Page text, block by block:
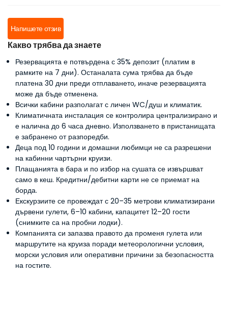
салати и домашно приготвени десерти. Храненето на
палубата с морски гледки направи всяко ястие незабравимо
преживяване. Тази 8-дневна ветроходна авантюра беше
перфектната комбинация от релаксация, изследване и
качествено времe с семейството. Върнахме се у дома с
невероятни спомени, зашеметяващи снимки и силно
желание да повторим всичко отново. Ако обмисляте гулет
круиз от Мармарис до Фетие, от сърце препоръчваме да
резервирате с Blue Voyage Trips. Това беше безупречна,
незабравима семейна ваканция от начало до край... Барбара
от Сидни
Напишете отзив
Какво трябва да знаете
Резервацията е потвърдена с 35% депозит (платим в
рамките на 7 дни). Останалата сума трябва да бъде
платена 30 дни преди отплаването, иначе резервацията
може да бъде отменена.
Всички кабини разполагат с личен WC/душ и климатик.
Климатичната инсталация се контролира централизирано и
е налична до 6 часа дневно. Използването в пристанищата
е забранено от разпоредби.
Деца под 10 години и домашни любимци не са разрешени
на кабинни чартърни круизи.
Плащанията в бара и по избор на сушата се извършват
само в кеш. Кредитни/дебитни карти не се приемат на
борда.
Екскурзиите се провеждат с 20–35 метрови климатизирани
дървени гулети, 6–10 кабини, капацитет 12–20 гости
(снимките са на пробни лодки).
Компанията си запазва правото да променя гулета или
маршрутите на круиза поради метеорологични условия,
морски условия или оперативни причини за безопасността
на гостите.